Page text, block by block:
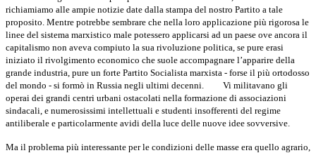
richiamiamo alle ampie notizie date dalla stampa del nostro Partito a tale
proposito. Mentre potrebbe sembrare che nella loro applicazione più rigorosa le
linee del sistema marxistico male potessero applicarsi ad un paese ove ancora il
capitalismo non aveva compiuto la sua rivoluzione politica, se pure erasi
iniziato il rivolgimento economico che suole accompagnare l’apparire della
grande industria, pure un forte Partito Socialista marxista - forse il più ortodosso
del mondo - si formò in Russia negli ultimi decenni.
Vi militavano gli
operai dei grandi centri urbani ostacolati nella formazione di as­sociazioni
sindacali, e numerosissimi intellettuali e studenti insofferenti del regime
antiliberale e particolarmente avidi della luce delle nuove idee sov­versive.
Ma il problema più interessante per le condizioni delle masse era quello agrario,